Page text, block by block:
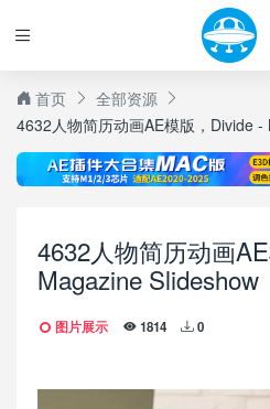
首页
全部资源
4632人物简历动画AE模版，Divide
4632人物简历动画
Magazine Slideshow
图片展示 1814 0